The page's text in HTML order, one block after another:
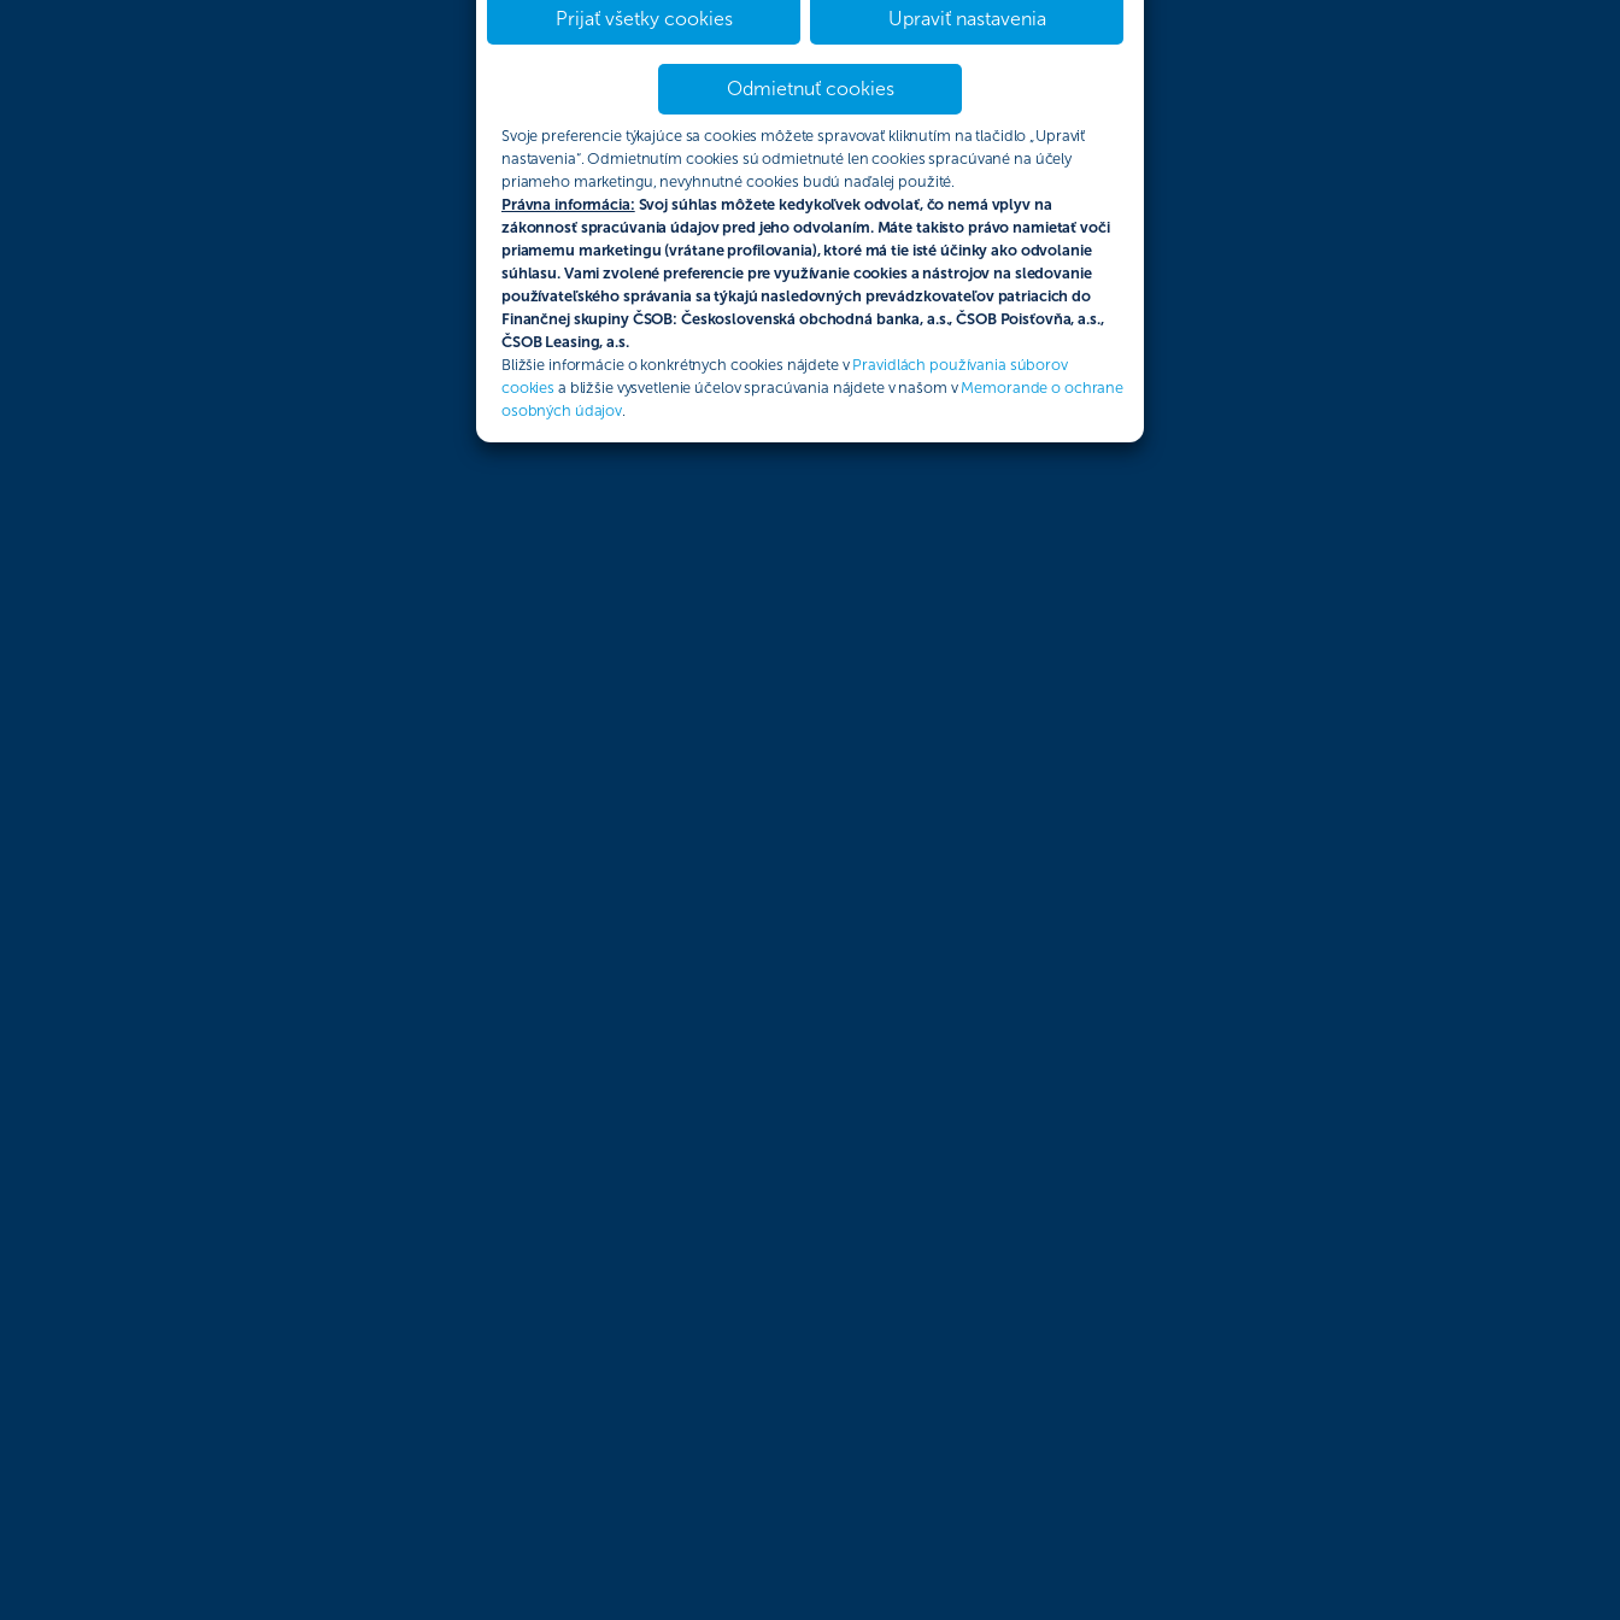
Prijať všetky cookies Upraviť nastavenia
Odmietnuť cookies
Svoje preferencie týkajúce sa cookies môžete spravovať kliknutím na tlačidlo „Upraviť
nastavenia“. Odmietnutím cookies sú odmietnuté len cookies spracúvané na účely
priameho marketingu, nevyhnutné cookies budú naďalej použité.
Právna informácia: Svoj súhlas môžete kedykoľvek odvolať, čo nemá vplyv na
zákonnosť spracúvania údajov pred jeho odvolaním. Máte takisto právo namietať voči
priamemu marketingu (vrátane profilovania), ktoré má tie isté účinky ako odvolanie
súhlasu. Vami zvolené preferencie pre využívanie cookies a nástrojov na sledovanie
používateľského správania sa týkajú nasledovných prevádzkovateľov patriacich do
Finančnej skupiny ČSOB: Československá obchodná banka, a.s., ČSOB Poisťovňa, a.s.,
ČSOB Leasing, a.s.
Bližšie informácie o konkrétnych cookies nájdete v Pravidlách používania súborov
cookies a bližšie vysvetlenie účelov spracúvania nájdete v našom v Memorande o ochrane
osobných údajov